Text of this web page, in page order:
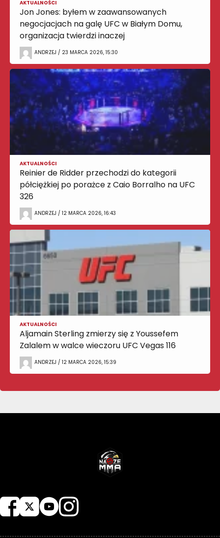
AKTUALNOŚCI
Jon Jones: byłem w zaawansowanych
negocjacjach na galę UFC w Białym Domu,
organizacja twierdzi inaczej
ANDRZEJ / 23 MARCA 2026, 15:30
AKTUALNOŚCI
Reinier de Ridder przechodzi do kategorii
półciężkiej po porażce z Caio Borralho na UFC
326
ANDRZEJ / 12 MARCA 2026, 16:43
AKTUALNOŚCI
Aljamain Sterling zmierzy się z Youssefem
Zalalem w walce wieczoru UFC Vegas 116
ANDRZEJ / 12 MARCA 2026, 15:39